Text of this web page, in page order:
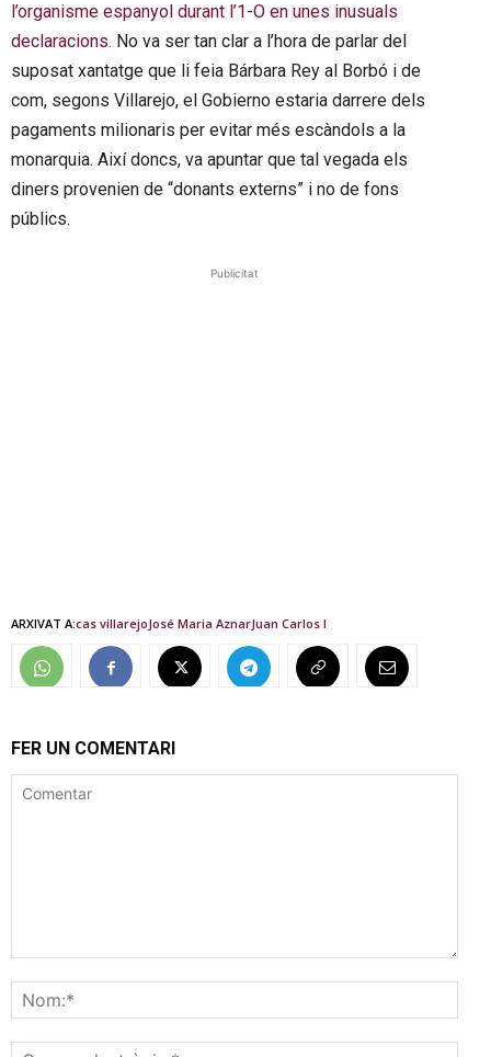
l’organisme espanyol durant l’1-O en unes inusuals
declaracions. No va ser tan clar a l’hora de parlar del
suposat xantatge que li feia Bárbara Rey al Borbó i de
com, segons Villarejo, el Gobierno estaria darrere dels
pagaments milionaris per evitar més escàndols a la
monarquia. Així doncs, va apuntar que tal vegada els
diners provenien de “donants externs” i no de fons
públics.
Publicitat
ARXIVAT A:cas villarejoJosé Maria AznarJuan Carlos I
FER UN COMENTARI